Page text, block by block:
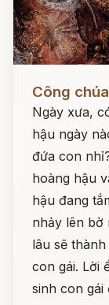
Công
Ngày xưa,
hậu ngày
đứa con
hoàng hậu
hậu đang
nhảy lên bờ
lâu sẽ
con gái. Lời
sinh con gái